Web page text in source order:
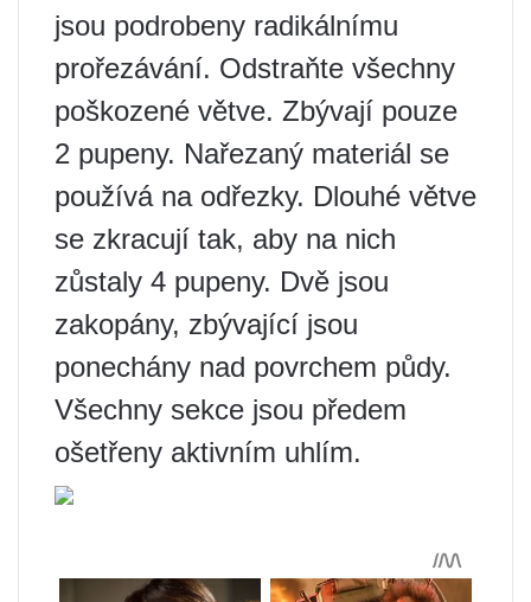
jsou podrobeny radikálnímu
prořezávání. Odstraňte všechny
poškozené větve. Zbývají pouze
2 pupeny. Nařezaný materiál se
používá na odřezky. Dlouhé větve
se zkracují tak, aby na nich
zůstaly 4 pupeny. Dvě jsou
zakopány, zbývající jsou
ponechány nad povrchem půdy.
Všechny sekce jsou předem
ošetřeny aktivním uhlím.